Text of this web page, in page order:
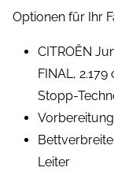
Optionen für Ihr
CITROËN
FINAL,
Stopp-
Leiter